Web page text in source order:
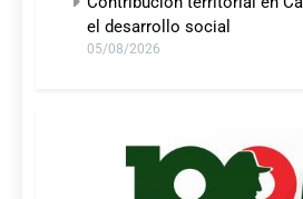
el desarrollo social
05/08/2026